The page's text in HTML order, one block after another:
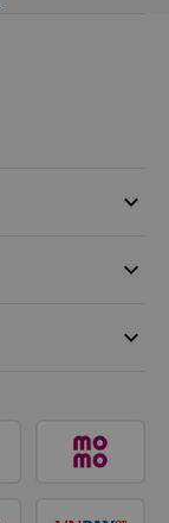
keyboard_arrow_down
keyboard_arrow_down
keyboard_arrow_down